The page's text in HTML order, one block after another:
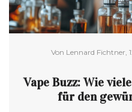
Von Lennard Fichtner,
Vape Buzz: Wie
für den